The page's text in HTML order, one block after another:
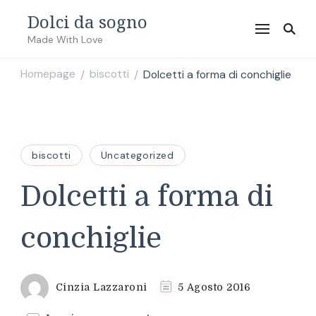
Dolci da sogno
Made With Love
Homepage / biscotti / Dolcetti a forma di conchiglie
biscotti Uncategorized
Dolcetti a forma di
conchiglie
Cinzia Lazzaroni 5 Agosto 2016